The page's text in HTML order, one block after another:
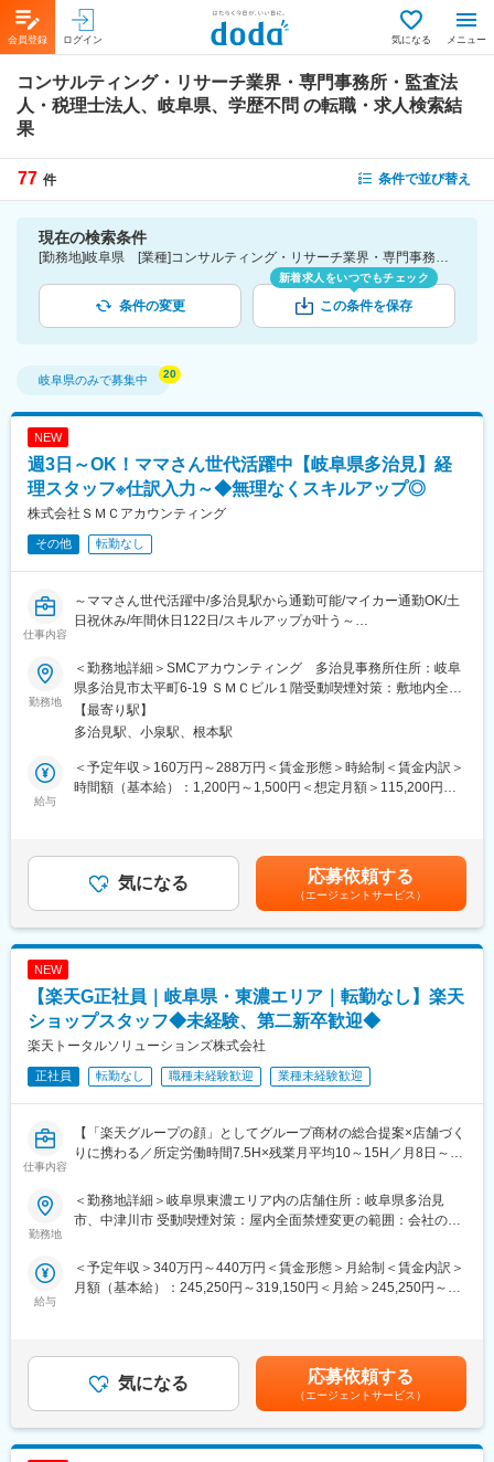
会員登録 ログイン 気になる メニュー
コンサルティング・リサーチ業界・専門事務所・監査法
人・税理士法人、岐阜県、学歴不問 の転職・求人検索結
果
77 件 条件で並び替え
現在の検索条件
[勤務地]岐阜県 [業種]コンサルティング・リサーチ業界・専門事務所・監査法人・税理士法人 [こだわり条件ピックアップ]学歴不問 [詳細条件](募集・採用情報)学歴不問
条件の変更
新着求人をいつでもチェック
この条件を保存
岐阜県のみで募集中
NEW
週3日～OK！ママさん世代活躍中【岐阜県多治見】経
理スタッフ※仕訳入力～◆無理なくスキルアップ◎
株式会社ＳＭＣアカウンティング
その他 転勤なし
仕事内容
～ママさん世代活躍中/多治見駅から通勤可能/マイカー通勤OK/土
日祝休み/年間休日122日/スキルアップが叶う～
■採用背景：
経理作業の手が足りないとお困りの企業様を対象とし経理代行を
行っている当社は、より多くのお客様のご支援をしていくため、
新たな仲間を探す増員採用を行います！
■業務概要：
■業務詳細 ※変更の範囲：会社の定める業務
・会計ソフト（マネーフォワード・弥生会計）への仕訳入力、支
ど）
・給与計算、納付書作成補助（ご経験に応じて）
※経理業務の一部の業務のご依頼をいただくこともございますが、
務があってもご安心ください！
現在、20代～50代までの12名が活躍中。
OJTでリーダーの方から業務の一連を丁寧に教えていただき、入
■将来的に担っていただきたい業務：
経理業務の一連の流れを覚えていただいた後は、より多くの企業
業務をお任せいたします！
■魅力：
◎企業様ごとのルールなどを把握しながら進めていく業務になる
勤務地
＜勤務地詳細＞SMCアカウンティング 多治見事務所住所：岐阜
県多治見市太平町6-19 ＳＭＣビル１階受動喫煙対策：敷地内全面
禁煙変更の範囲：会社の定める事業所
【最寄り駅】
多治見駅、小泉駅、根本駅
給与
＜予定年収＞160万円～288万円＜賃金形態＞時給制＜賃金内訳＞
時間額（基本給）：1,200円～1,500円＜想定月額＞115,200円～
気になる 応募依頼する
（エージェントサービス）
NEW
【楽天G正社員｜岐阜県・東濃エリア｜転勤なし】楽天
ショップスタッフ◆未経験、第二新卒歓迎◆
楽天トータルソリューションズ株式会社
正社員 転勤なし 職種未経験歓迎 業種未経験歓迎
仕事内容
【「楽天グループの顔」としてグループ商材の総合提案×店舗づく
りに携わる／所定労働時間7.5H×残業月平均10～15H／月8日～休
楽天モバイルショップに来店されるお客様へ、スマートフォン・
料金プラン・楽天カード・楽天市場・楽天ポイントなど、楽天経
て、お客様の生活をより豊かにするトータルサポートを行うポジ
ションです。
・新規契約・機種変更の受付および提案
・料金プラン、楽天ポイント活用、楽天カード、各種サービスの
案内
・スマホの初期設定・データ移行サポート
・問い合わせ対応
勤務地
＜勤務地詳細＞岐阜県東濃エリア内の店舗住所：岐阜県多治見
市、中津川市 受動喫煙対策：屋内全面禁煙変更の範囲：会社の定
給与
＜予定年収＞340万円～440万円＜賃金形態＞月給制＜賃金内訳＞
月額（基本給）：245,250円～319,150円＜月給＞245,250円～
はあくまでも目安の金額であり、選考を通じて上下する可能性が
あります。月給(月額)は固定手当を含めた表記です。
気になる 応募依頼する
（エージェントサービス）